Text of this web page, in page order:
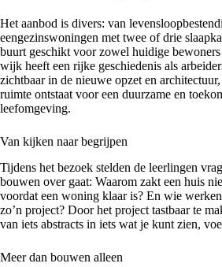
Het aanbod is divers: van
eengezinswoningen met twee of drie
buurt geschikt voor zowel huidige
wijk heeft een rijke geschiedenis als
zichtbaar in de nieuwe opzet en
ruimte ontstaat voor een duurzame en
leefomgeving.
Van kijken naar begrijpen
Tijdens het bezoek stelden de leerlingen
bouwen over gaat: Waarom zakt een huis
voordat een woning klaar is? En wie
zo’n project? Door het project tastbaar te
van iets abstracts in iets wat je kunt zien,
Meer dan bouwen alleen